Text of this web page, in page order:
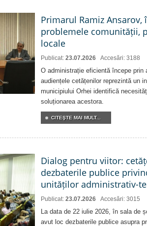
Primarul Ramiz
problemele comunității,
locale
Publicat: 23.07.2026 Accesări: 3188
O administrație eficientă începe prin
audiențele cetățenilor reprezintă un
municipiului Orhei identifică
soluționarea acestora.
CITEŞTE MAI MULT...
Dialog pentru viitor:
dezbaterile publice
unităților administrativ-
Publicat: 23.07.2026 Accesări: 3015
La data de 22 iulie 2026, în sala de
avut loc dezbaterile publice asupra